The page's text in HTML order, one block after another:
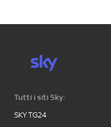
Tutti i siti Sky:
SKY TG24